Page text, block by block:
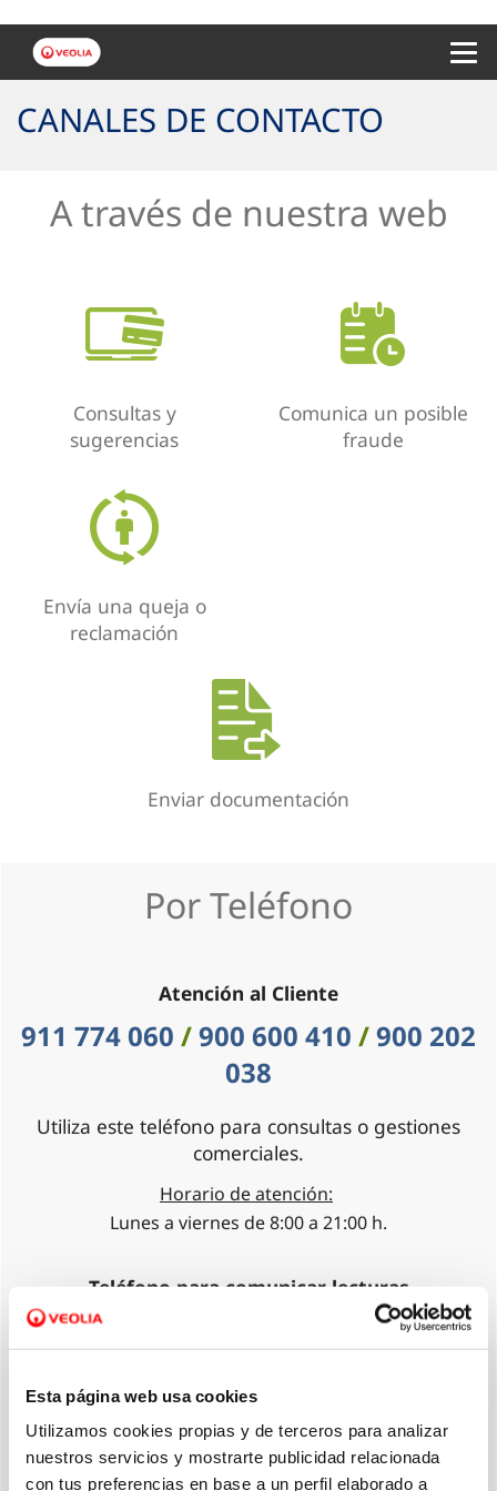
Esta página web usa cookies
Utilizamos cookies propias y de terceros para analizar
nuestros servicios y mostrarte publicidad relacionada
con tus preferencias en base a un perfil elaborado a
CANALES DE CONTACTO
A través de nuestra web
Consultas y
sugerencias
Comunica un posible
fraude
Envía una queja o
reclamación
Enviar documentación
Por Teléfono
Atención al Cliente
911 774 060 /900 600 410 /900 202
038
Utiliza este teléfono para consultas o gestiones
comerciales.
Horario de atención:
Lunes a viernes de 8:00 a 21:00 h.
Teléfono para comunicar lecturas
Horario de atención:
Averías e incidencias